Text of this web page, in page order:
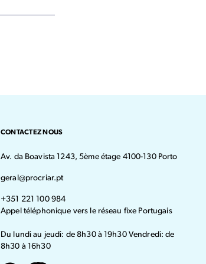
CONTACTEZ NOUS
Av. da Boavista 1243, 5ème étage 4100-130 Porto
geral@procriar.pt
+351 221 100 984
Appel téléphonique vers le réseau fixe Portugais
Du lundi au jeudi: de 8h30 à 19h30 Vendredi: de
8h30 à 16h30